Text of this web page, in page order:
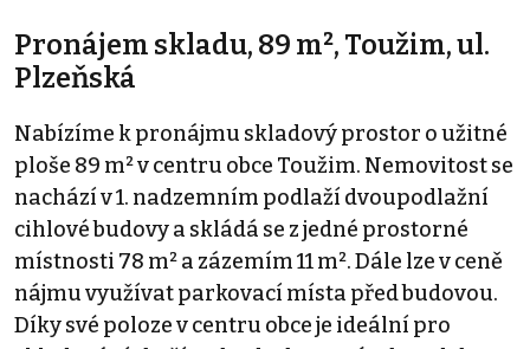
Pronájem skladu, 89 m², Toužim, ul.
Plzeňská
Nabízíme k pronájmu skladový prostor o užitné
ploše 89 m² v centru obce Toužim. Nemovitost se
nachází v 1. nadzemním podlaží dvoupodlažní
cihlové budovy a skládá se z jedné prostorné
místnosti 78 m² a zázemím 11 m². Dále lze v ceně
nájmu využívat parkovací místa před budovou.
Díky své poloze v centru obce je ideální pro